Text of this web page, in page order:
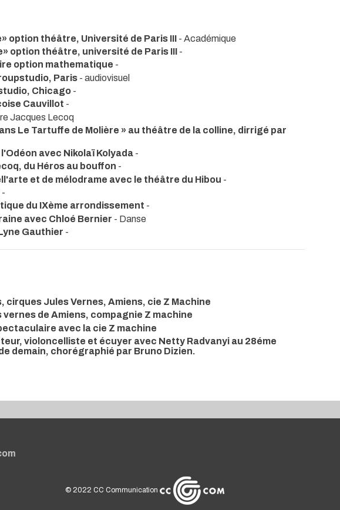
option théâtre, Université de Paris III - Académique
option théâtre, université de Paris III -
option mathematique -
Paris - audiovisuel
Chicago -
Cauvillot -
Jacques Lecoq
Le Tartuffe de Molière » au théâtre de la colline, dirrigé par
avec Nikolaï Kolyada -
du Héros au bouffon -
et de mélodrame avec le théâtre du Hibou -
-
du IXème arrondissement -
avec Chloé Bernier - Danse
Gauthier -
cirques Jules Vernes, Amiens, cie Z Machine
de Amiens, compagnie Z machine
avec la cie Z machine
violoncelliste et écuyer avec Netty Radvanyi au 28éme
demain, chorégraphié par Bruno Dizien.
© 2022 CC Communication